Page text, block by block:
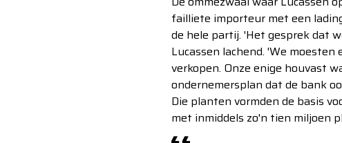
failliete importeur met een
de hele partij. 'Het gesprek dat
Lucassen lachend. 'We
verkopen. Onze enige houvast
ondernemersplan dat de bank
Die planten vormden de basis
met inmiddels zo'n tien miljoen